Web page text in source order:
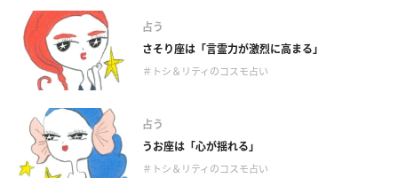
占う
さそり座は「言霊力が激烈に高まる」
＃トシ＆リティのコスモ占い
占う
うお座は「心が揺れる」
＃トシ＆リティのコスモ占い